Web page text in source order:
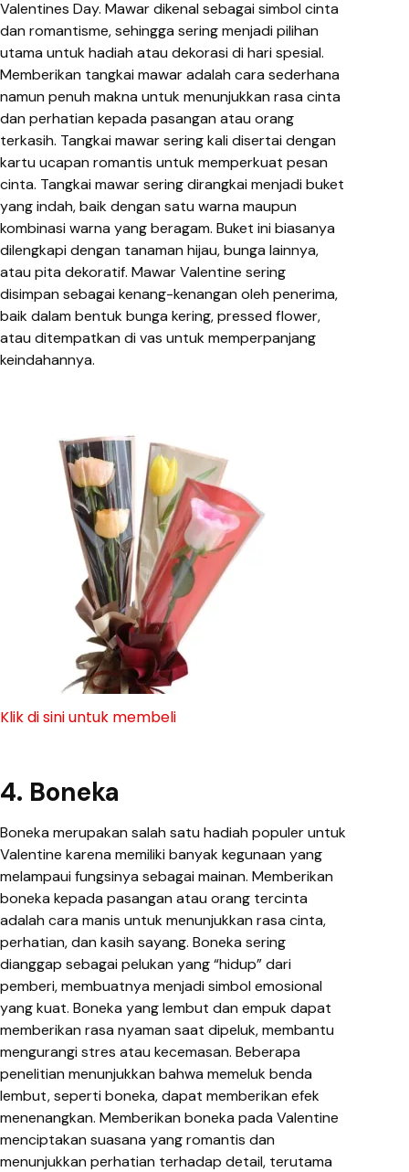
Valentines Day. Mawar dikenal sebagai simbol cinta
dan romantisme, sehingga sering menjadi pilihan
utama untuk hadiah atau dekorasi di hari spesial.
Memberikan tangkai mawar adalah cara sederhana
namun penuh makna untuk menunjukkan rasa cinta
dan perhatian kepada pasangan atau orang
terkasih. Tangkai mawar sering kali disertai dengan
kartu ucapan romantis untuk memperkuat pesan
cinta. Tangkai mawar sering dirangkai menjadi buket
yang indah, baik dengan satu warna maupun
kombinasi warna yang beragam. Buket ini biasanya
dilengkapi dengan tanaman hijau, bunga lainnya,
atau pita dekoratif. Mawar Valentine sering
disimpan sebagai kenang-kenangan oleh penerima,
baik dalam bentuk bunga kering, pressed flower,
atau ditempatkan di vas untuk memperpanjang
keindahannya.
Klik di sini untuk membeli
4. Boneka
Boneka merupakan salah satu hadiah populer untuk
Valentine karena memiliki banyak kegunaan yang
melampaui fungsinya sebagai mainan. Memberikan
boneka kepada pasangan atau orang tercinta
adalah cara manis untuk menunjukkan rasa cinta,
perhatian, dan kasih sayang. Boneka sering
dianggap sebagai pelukan yang “hidup” dari
pemberi, membuatnya menjadi simbol emosional
yang kuat. Boneka yang lembut dan empuk dapat
memberikan rasa nyaman saat dipeluk, membantu
mengurangi stres atau kecemasan. Beberapa
penelitian menunjukkan bahwa memeluk benda
lembut, seperti boneka, dapat memberikan efek
menenangkan. Memberikan boneka pada Valentine
menciptakan suasana yang romantis dan
menunjukkan perhatian terhadap detail, terutama